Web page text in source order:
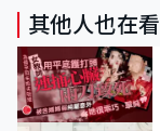
其他人也在看